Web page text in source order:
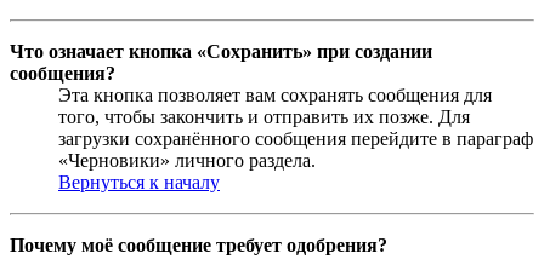
Что означает кнопка «Сохранить» при создании
сообщения?
Эта кнопка позволяет вам сохранять сообщения для
того, чтобы закончить и отправить их позже. Для
загрузки сохранённого сообщения перейдите в параграф
«Черновики» личного раздела.
Вернуться к началу
Почему моё сообщение требует одобрения?